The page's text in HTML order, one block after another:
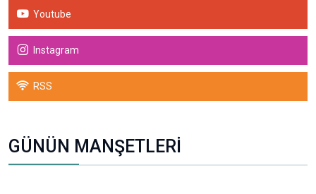
Youtube
Instagram
RSS
GÜNÜN MANŞETLERİ